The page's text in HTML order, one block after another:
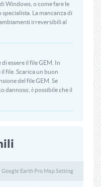
Windows, o come fare le
La mancanza di
irreversibili al
essere il file GEM. In
file. Scarica un buon
del file GEM. Se
dannoso, è possibile che il
Google Earth Pro Map Setting